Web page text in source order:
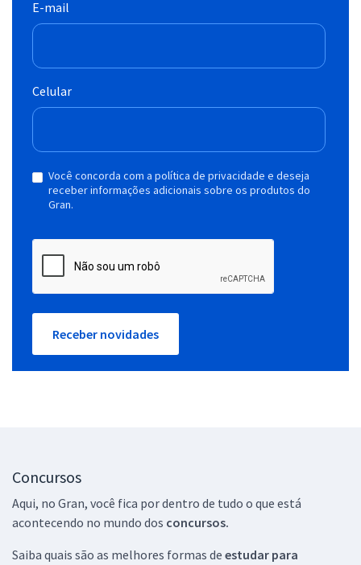
E-mail
Celular
Você concorda com a política de privacidade e deseja
receber informações adicionais sobre os produtos do
Gran.
Receber novidades
Concursos
Aqui, no Gran, você fica por dentro de tudo o que está
acontecendo no mundo dos concursos.
Saiba quais são as melhores formas de estudar para